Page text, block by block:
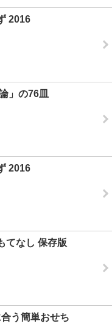
2016
」の76皿
2016
てなし 保存版
う簡単おせち